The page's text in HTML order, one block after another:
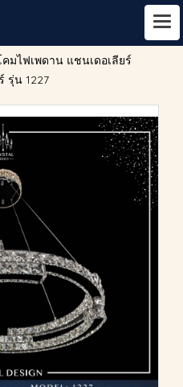
คมไฟเพดาน แชนเดอเลียร์
รุ่น 1227